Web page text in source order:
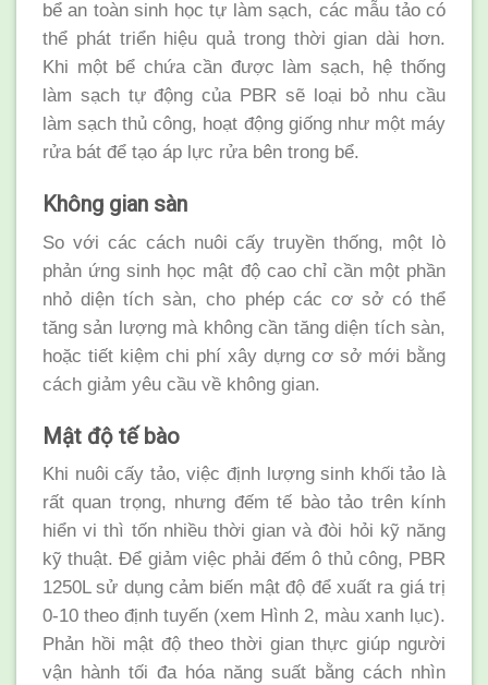
bể an toàn sinh học tự làm sạch, các mẫu tảo có
thể phát triển hiệu quả trong thời gian dài hơn.
Khi một bể chứa cần được làm sạch, hệ thống
làm sạch tự động của PBR sẽ loại bỏ nhu cầu
làm sạch thủ công, hoạt động giống như một máy
rửa bát để tạo áp lực rửa bên trong bể.
Không gian sàn
So với các cách nuôi cấy truyền thống, một lò
phản ứng sinh học mật độ cao chỉ cần một phần
nhỏ diện tích sàn, cho phép các cơ sở có thể
tăng sản lượng mà không cần tăng diện tích sàn,
hoặc tiết kiệm chi phí xây dựng cơ sở mới bằng
cách giảm yêu cầu về không gian.
Mật độ tế bào
Khi nuôi cấy tảo, việc định lượng sinh khối tảo là
rất quan trọng, nhưng đếm tế bào tảo trên kính
hiển vi thì tốn nhiều thời gian và đòi hỏi kỹ năng
kỹ thuật. Để giảm việc phải đếm ô thủ công, PBR
1250L sử dụng cảm biến mật độ để xuất ra giá trị
0-10 theo định tuyến (xem Hình 2, màu xanh lục).
Phản hồi mật độ theo thời gian thực giúp người
vận hành tối đa hóa năng suất bằng cách nhìn